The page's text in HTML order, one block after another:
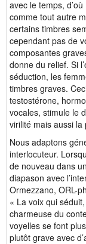
avec le temps,
comme tout autre
certains timbres
cependant pas de
composantes
donne du relief. Si
séduction, les
timbres graves.
testostérone,
vocales, stimule le
virilité mais aussi la
Nous adaptons
interlocuteur.
de nouveau dans
diapason avec
Ormezzano, ORL-
« La voix qui
charmeuse du
voyelles se font
plutôt grave avec